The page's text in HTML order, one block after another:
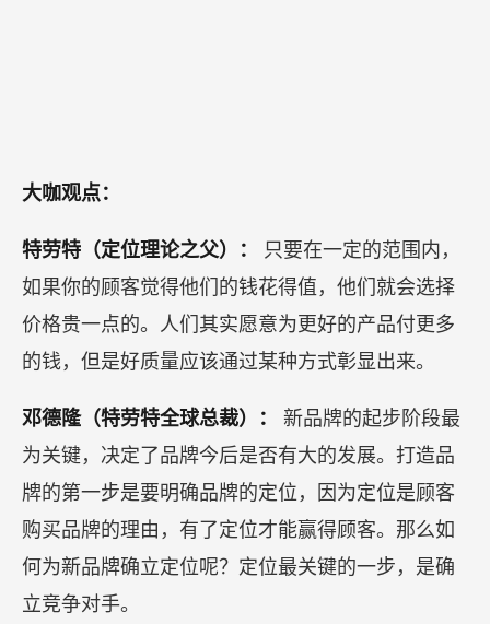
大咖观点：
特劳特（定位理论之父）： 只要在一定的范围内，
如果你的顾客觉得他们的钱花得值，他们就会选择
价格贵一点的。人们其实愿意为更好的产品付更多
的钱，但是好质量应该通过某种方式彰显出来。
邓德隆（特劳特全球总裁）： 新品牌的起步阶段最
为关键，决定了品牌今后是否有大的发展。打造品
牌的第一步是要明确品牌的定位，因为定位是顾客
购买品牌的理由，有了定位才能赢得顾客。那么如
何为新品牌确立定位呢？定位最关键的一步，是确
立竞争对手。